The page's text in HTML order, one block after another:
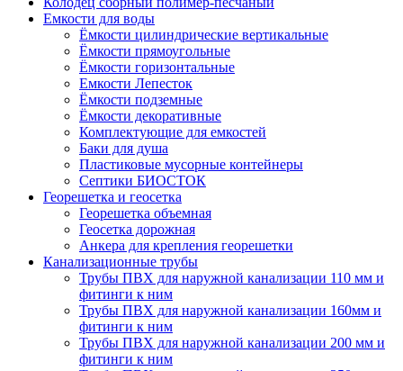
Емкости для воды
Ёмкости цилиндрические вертикальные
Ёмкости прямоугольные
Ёмкости горизонтальные
Емкости Лепесток
Ёмкости подземные
Ёмкости декоративные
Комплектующие для емкостей
Баки для душа
Пластиковые мусорные контейнеры
Септики БИОСТОК
Георешетка и геосетка
Георешетка объемная
Геосетка дорожная
Анкера для крепления георешетки
Канализационные трубы
Трубы ПВХ для наружной канализации 110 мм и
фитинги к ним
Трубы ПВХ для наружной канализации 160мм и
фитинги к ним
Трубы ПВХ для наружной канализации 200 мм и
фитинги к ним